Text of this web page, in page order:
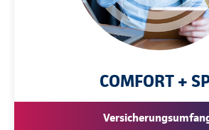
COMFORT +